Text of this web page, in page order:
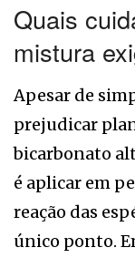
Quais
mistura
Apesar de
prejudicar
bicarbonato
é aplicar em
reação das
único ponto.